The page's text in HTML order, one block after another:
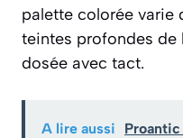
palette colorée varie
teintes profondes de
dosée avec tact.
A lire aussi